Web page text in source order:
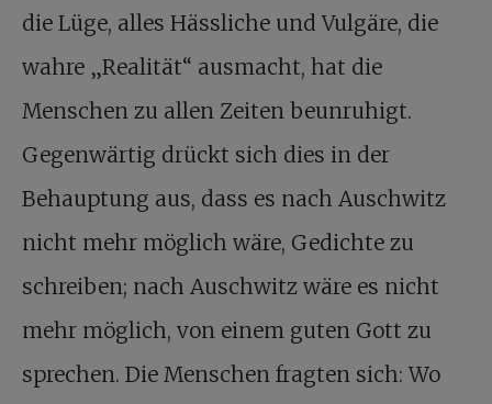
die Lüge, alles Hässliche und Vulgäre, die
wahre „Realität“ ausmacht, hat die
Menschen zu allen Zeiten beunruhigt.
Gegenwärtig drückt sich dies in der
Behauptung aus, dass es nach Auschwitz
nicht mehr möglich wäre, Gedichte zu
schreiben; nach Auschwitz wäre es nicht
mehr möglich, von einem guten Gott zu
sprechen. Die Menschen fragten sich: Wo